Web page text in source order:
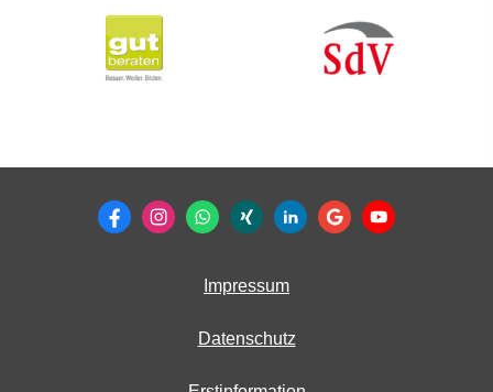
Impressum
Datenschutz